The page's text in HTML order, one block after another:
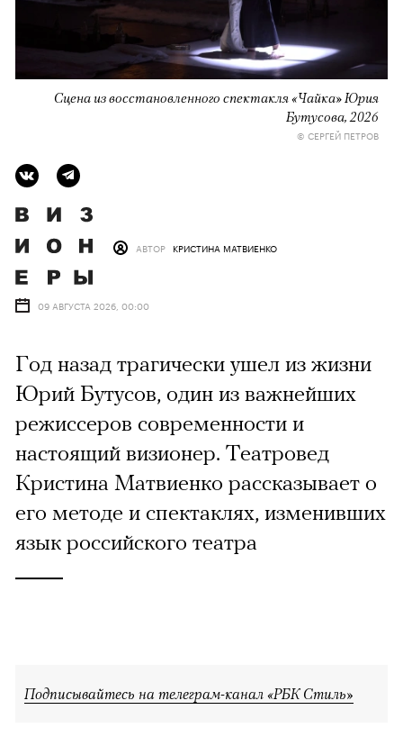
Сцена из восстановленного спектакля «Чайка» Юрия
Бутусова, 2026
© СЕРГЕЙ ПЕТРОВ
АВТОР КРИСТИНА МАТВИЕНКО
09 АВГУСТА 2026, 00:00
Год назад трагически ушел из жизни
Юрий Бутусов, один из важнейших
режиссеров современности и
настоящий визионер. Театровед
Кристина Матвиенко рассказывает о
его методе и спектаклях, изменивших
язык российского театра
Подписывайтесь на телеграм-канал «РБК Стиль»